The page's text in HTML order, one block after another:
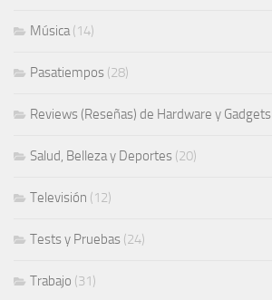
Música (14)
Pasatiempos (28)
Reviews (Reseñas) de Hardware y Gadgets
Salud, Belleza y Deportes (20)
Televisión (12)
Tests y Pruebas (24)
Trabajo (31)